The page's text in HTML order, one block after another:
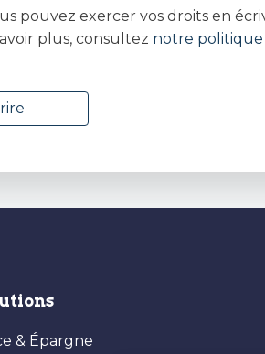
pouvez exercer vos droits en
plus, consultez notre politique
& Épargne